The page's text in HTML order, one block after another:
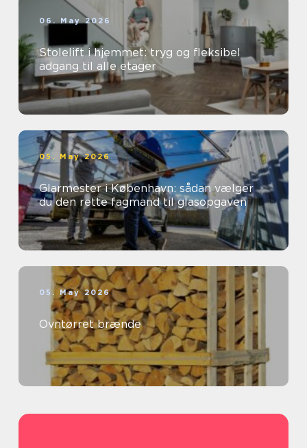
06. May 2026
Stolelift i hjemmet: tryg og fleksibel
adgang til alle etager
05. May 2026
Glarmester i København: sådan vælger
du den rette fagmand til glasopgaven
05. May 2026
Ovntørret brænde